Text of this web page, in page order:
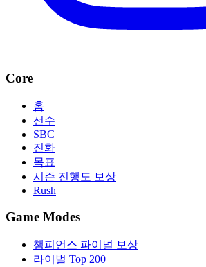
Core
홈
선수
SBC
진화
목표
시즌 진행도 보상
Rush
Game Modes
챔피언스 파이널 보상
라이벌 Top 200